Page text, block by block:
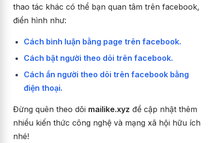
thao tác khác có thể bạn quan tâm trên facebook,
điển hình như:
Cách bình luận bằng page trên facebook.
Cách bật người theo dõi trên facebook.
Cách ẩn người theo dõi trên facebook bằng
điện thoại.
Đừng quên theo dõi mailike.xyz để cập nhật thêm
nhiều kiến thức công nghệ và mạng xã hội hữu ích
nhé!